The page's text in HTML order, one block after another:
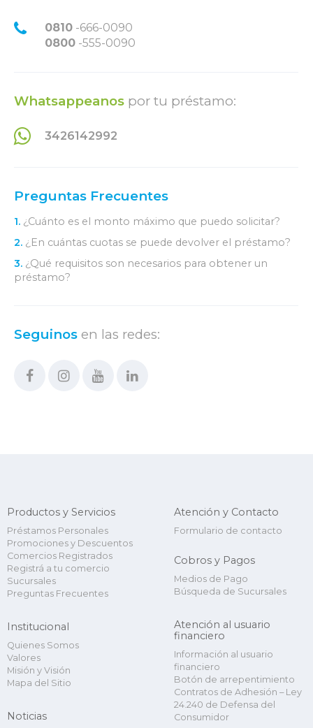
0810 -666-0090
0800 -555-0090
Whatsappeanos por tu préstamo:
3426142992
Preguntas Frecuentes
1. ¿Cuánto es el monto máximo que puedo solicitar?
2. ¿En cuántas cuotas se puede devolver el préstamo?
3. ¿Qué requisitos son necesarios para obtener un
préstamo?
Seguinos en las redes:
Productos y Servicios
Préstamos Personales
Promociones y Descuentos
Comercios Registrados
Registrá a tu comercio
Sucursales
Preguntas Frecuentes
Institucional
Quienes Somos
Valores
Misión y Visión
Mapa del Sitio
Noticias
Atención y Contacto
Formulario de contacto
Cobros y Pagos
Medios de Pago
Búsqueda de Sucursales
Atención al usuario
financiero
Información al usuario
financiero
Botón de arrepentimiento
Contratos de Adhesión – Ley
24.240 de Defensa del
Consumidor